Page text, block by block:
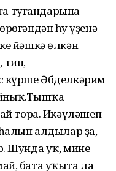
туғандарына
һуң үҙенә
йәшкә өлкән
күрше Әбделкәрим
тора. Икәүләшеп
алдылар ҙа,
Шунда уҡ, минең
бата уҡыта ла